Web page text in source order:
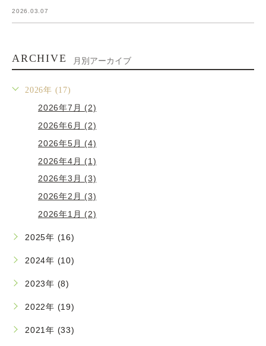
2026.03.07
ARCHIVE 月別アーカイブ
2026年 (17)
2026年7月 (2)
2026年6月 (2)
2026年5月 (4)
2026年4月 (1)
2026年3月 (3)
2026年2月 (3)
2026年1月 (2)
2025年 (16)
2024年 (10)
2023年 (8)
2022年 (19)
2021年 (33)